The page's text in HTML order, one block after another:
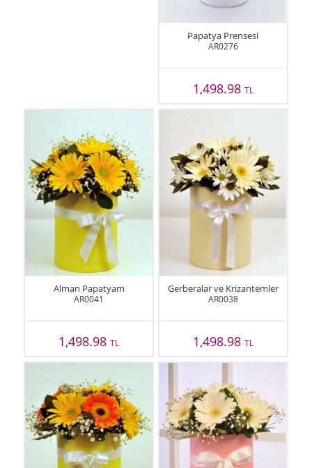
Papatya Prensesi
AR0276
1,498.98 TL
Alman Papatyam
AR0041
1,498.98TL
Gerberalar ve Krizantemler
AR0038
1,498.98 TL